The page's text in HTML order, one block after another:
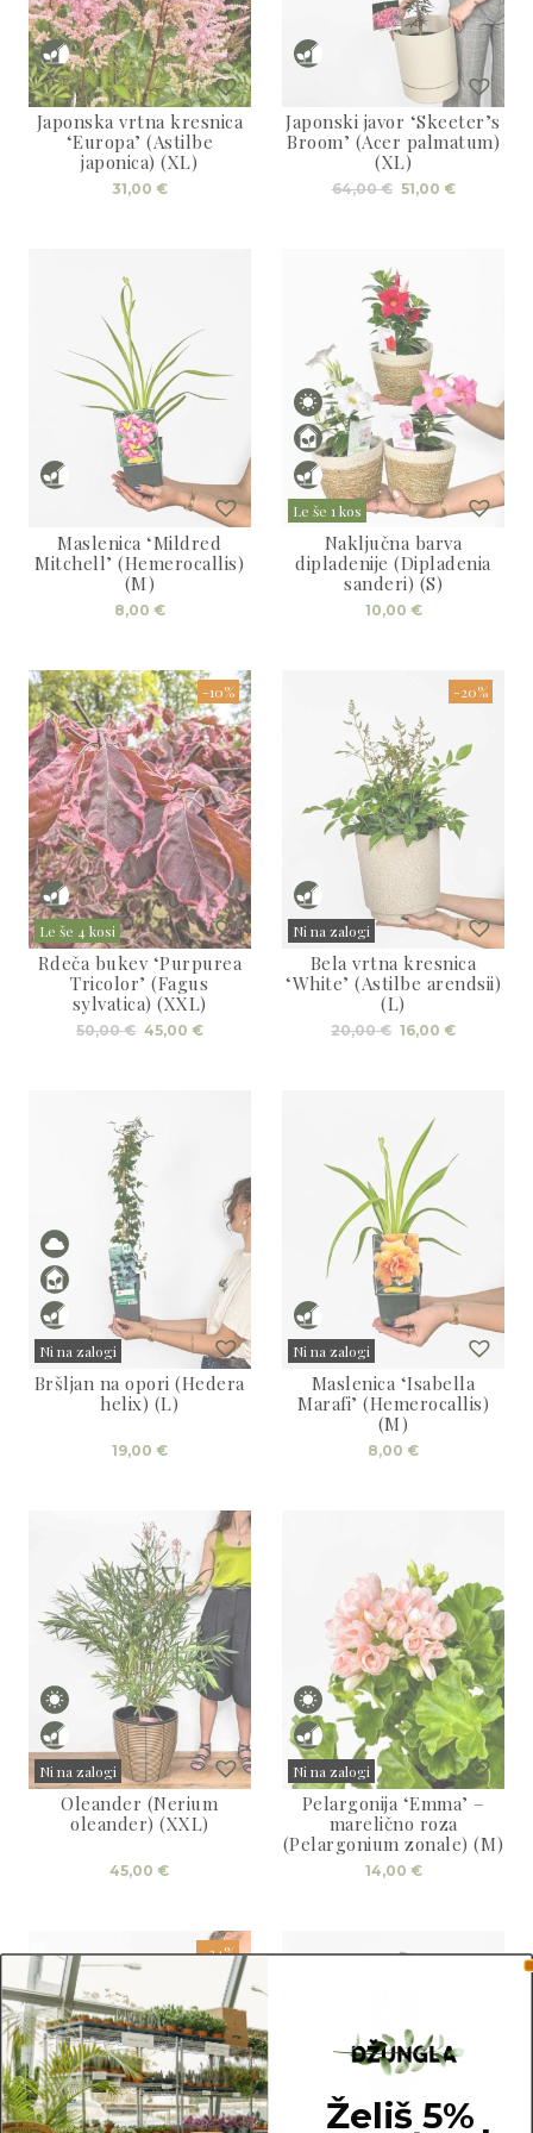
Japonska vrtna kresnica
‘Europa’ (Astilbe
japonica) (XL)
31,00 €
Japonski javor ‘Skeeter’s
Broom’ (Acer palmatum)
(XL)
64,00€ Izvirna
cena
51,00 €Trenutna
Maslenica ‘Mildred
Mitchell’ (Hemerocallis)
(M)
8,00 €
Le še 1 kos
Naključna barva
dipladenije (Dipladenia
sanderi) (S)
10,00 €
Le še 4 kosi
-10%
Rdeča bukev ‘Purpurea
Tricolor’ (Fagus
sylvatica) (XXL)
50,00€ Izvirna
cena
45,00 €Trenutna
Ni na zalogi
-20%
Sold
Bela vrtna kresnica
‘White’ (Astilbe arendsii)
(L)
20,00€ Izvirna
cena
16,00 €Trenutna
Ni na zalogi
Sold
Bršljan na opori (Hedera
helix) (L)
19,00 €
Ni na zalogi
Sold
Maslenica ‘Isabella
Marafi’ (Hemerocallis)
(M)
8,00 €
Ni na zalogi
Sold
Oleander (Nerium
oleander) (XXL)
45,00 €
Ni na zalogi
Sold
Pelargonija ‘Emma’ –
marelično roza
(Pelargonium zonale) (M)
14,00 €
-24%
€
Dodaj v košarico
Preberi prispevek
Želiš 5%